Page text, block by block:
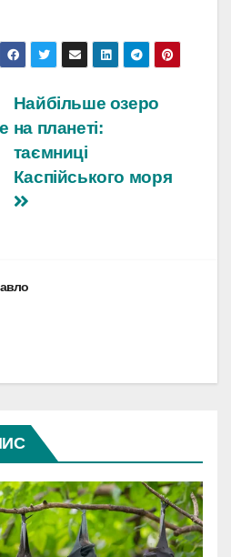
Найбільше озеро
на планеті:
таємниці
Каспійського моря